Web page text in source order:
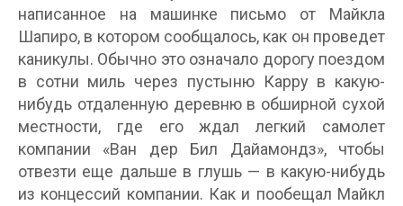
написанное на машинке письмо от Майкла
Шапиро, в котором сообщалось, как он проведет
каникулы. Обычно это означало дорогу поездом
в сотни миль через пустыню Карру в какую-
нибудь отдаленную деревню в обширной сухой
местности, где его ждал легкий самолет
компании «Ван дер Бил Дайамондз», чтобы
отвезти еще дальше в глушь — в какую-нибудь
из концессий компании. Как и пообещал Майкл